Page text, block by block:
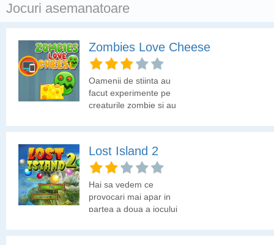
Jocuri asemanatoare
Zombies Love Cheese
Oamenii de stiinta au
facut experimente pe
creaturile zombie si au
Joaca acest joc cu zombi
si gaseste o modalitate
ajunga la creatura
zombi.
Lost Island 2
Hai sa vedem ce
provocari mai apar in
partea a doua a jocului